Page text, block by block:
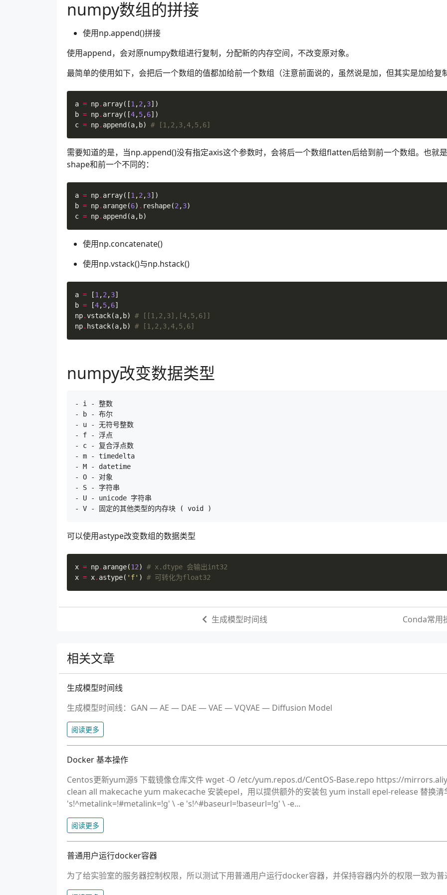
numpy数组的拼接
使用np.append()拼接
使用append，会对原numpy数组进行复制，分配新的内存空间，不改变原对象。
最简单的使用如下，会把后一个数组的值都加给前一个数组（注意前面说的，虽然说是加，但其实是加给复
a = np. array([1,2,3])
b = np. array([4,5,6])
c = np. append (a, b) # [1,2,3,4,5,6]
需要知道的是，当np.append()没有指定axis这个参数时，会将后一个数组flatten后给到前一个数组。也就
shape和前一个不同的：
a = np. array([1,2,3])
b = np. arange(6) . reshape(2,3)
c = np. append (a, b)
使用np.concatenate()
使用np.vstack()与np.hstack()
a = [1,2,3]
b = [4,5,6]
np.vstack(a, b)
# [[1,2,3],[4,5,6]]
np. hstack(a, b) # [1,2,3,4,5,6]
numpy改变数据类型
- i - 整数
- b - 布尔
- u - 无符号整数
- f - 浮点
- c - 复合浮点数
- m - timedelta
- M - datetime
- O - 对象
- S - 字符串
- U - unicode 字符串
可以使用astype改变数组的数据类型
x = np. arange(12)
# x.dtype 会输出int32
x = x. astype( 'f' ) # 可转化为float32
生成模型时间线 Conda常用
相关文章
生成模型时间线
生成模型时间线：GAN — AE — DAE — VAE — VQVAE — Diffusion Model
阅读更多
Docker 基本操作
Centos更新yum源§ 下载镜像仓库文件 wget -O /etc/yum.repos.d/CentOS-Base.repo https://
clean all makecache yum makecache 安装epel，用以提供额外的安装包 yum install epel-release 替换
's!^metalink=!#metalink=!g' \ -e 's!^#baseurl=!baseurl=!g' \ -e...
阅读更多
普通用户运行docker容器
为了给实验室的服务器控制权限，所以测试下用普通用户运行docker容器，并保持容器内外的权限一致为普